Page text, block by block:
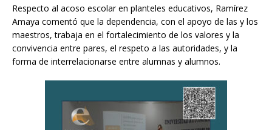
Respecto al acoso escolar en planteles educativos, Ramírez
Amaya comentó que la dependencia, con el apoyo de las y los
maestros, trabaja en el fortalecimiento de los valores y la
convivencia entre pares, el respeto a las autoridades, y la
forma de interrelacionarse entre alumnas y alumnos.